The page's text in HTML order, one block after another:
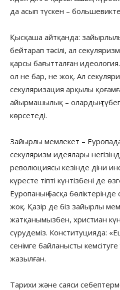
да асып түскен –
Қысқаша айтқанда:
бейтарап тәсілі, ал
қарсы бағытталған
ол не бар, не жоқ. Ал
секуляризация арқылы
айырмашылық – олардың
көрсетеді.
Зайырлы мемлекет –
секуляризм идеялары
революциясы кезінде діни
күресте тіпті күнтізбені де
Еуропаның басқа
жоқ. Қазір де біз зайырлы
жатқанымызбен, христиан
сүрудеміз. Конституцияда:
сенімге байланысты
жазылған.
Тарихи және саяси